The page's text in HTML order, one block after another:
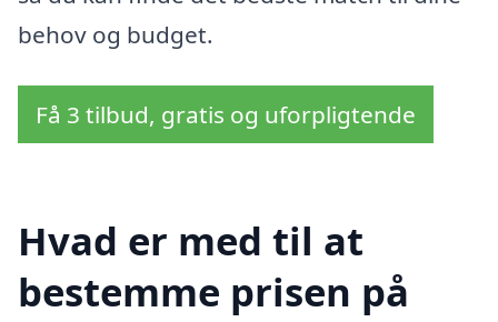
behov og budget.
Få 3 tilbud, gratis og uforpligtende
Hvad er med til at
bestemme prisen på